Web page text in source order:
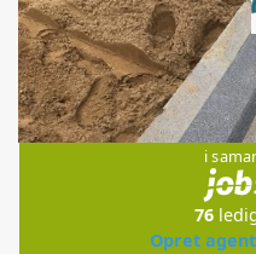
i
76
Opret agent